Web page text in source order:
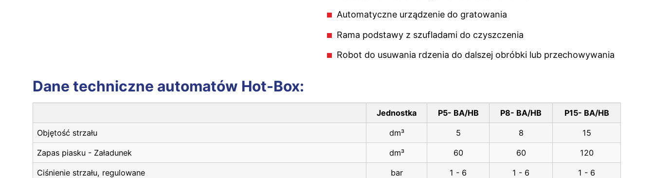
Automatyczne urządzenie do gratowania
Rama podstawy z szufladami do czyszczenia
Robot do usuwania rdzenia do dalszej obróbki lub przechowywania
Dane techniczne automatów Hot-Box:
Jednostka P5- BA/HB P8- BA/HB P15- BA/HB
Objętość strzału dm³ 5 8 15
Zapas piasku - Załadunek dm³ 60 60 120
Ciśnienie strzału, regulowane bar 1 - 6 1 - 6 1 - 6